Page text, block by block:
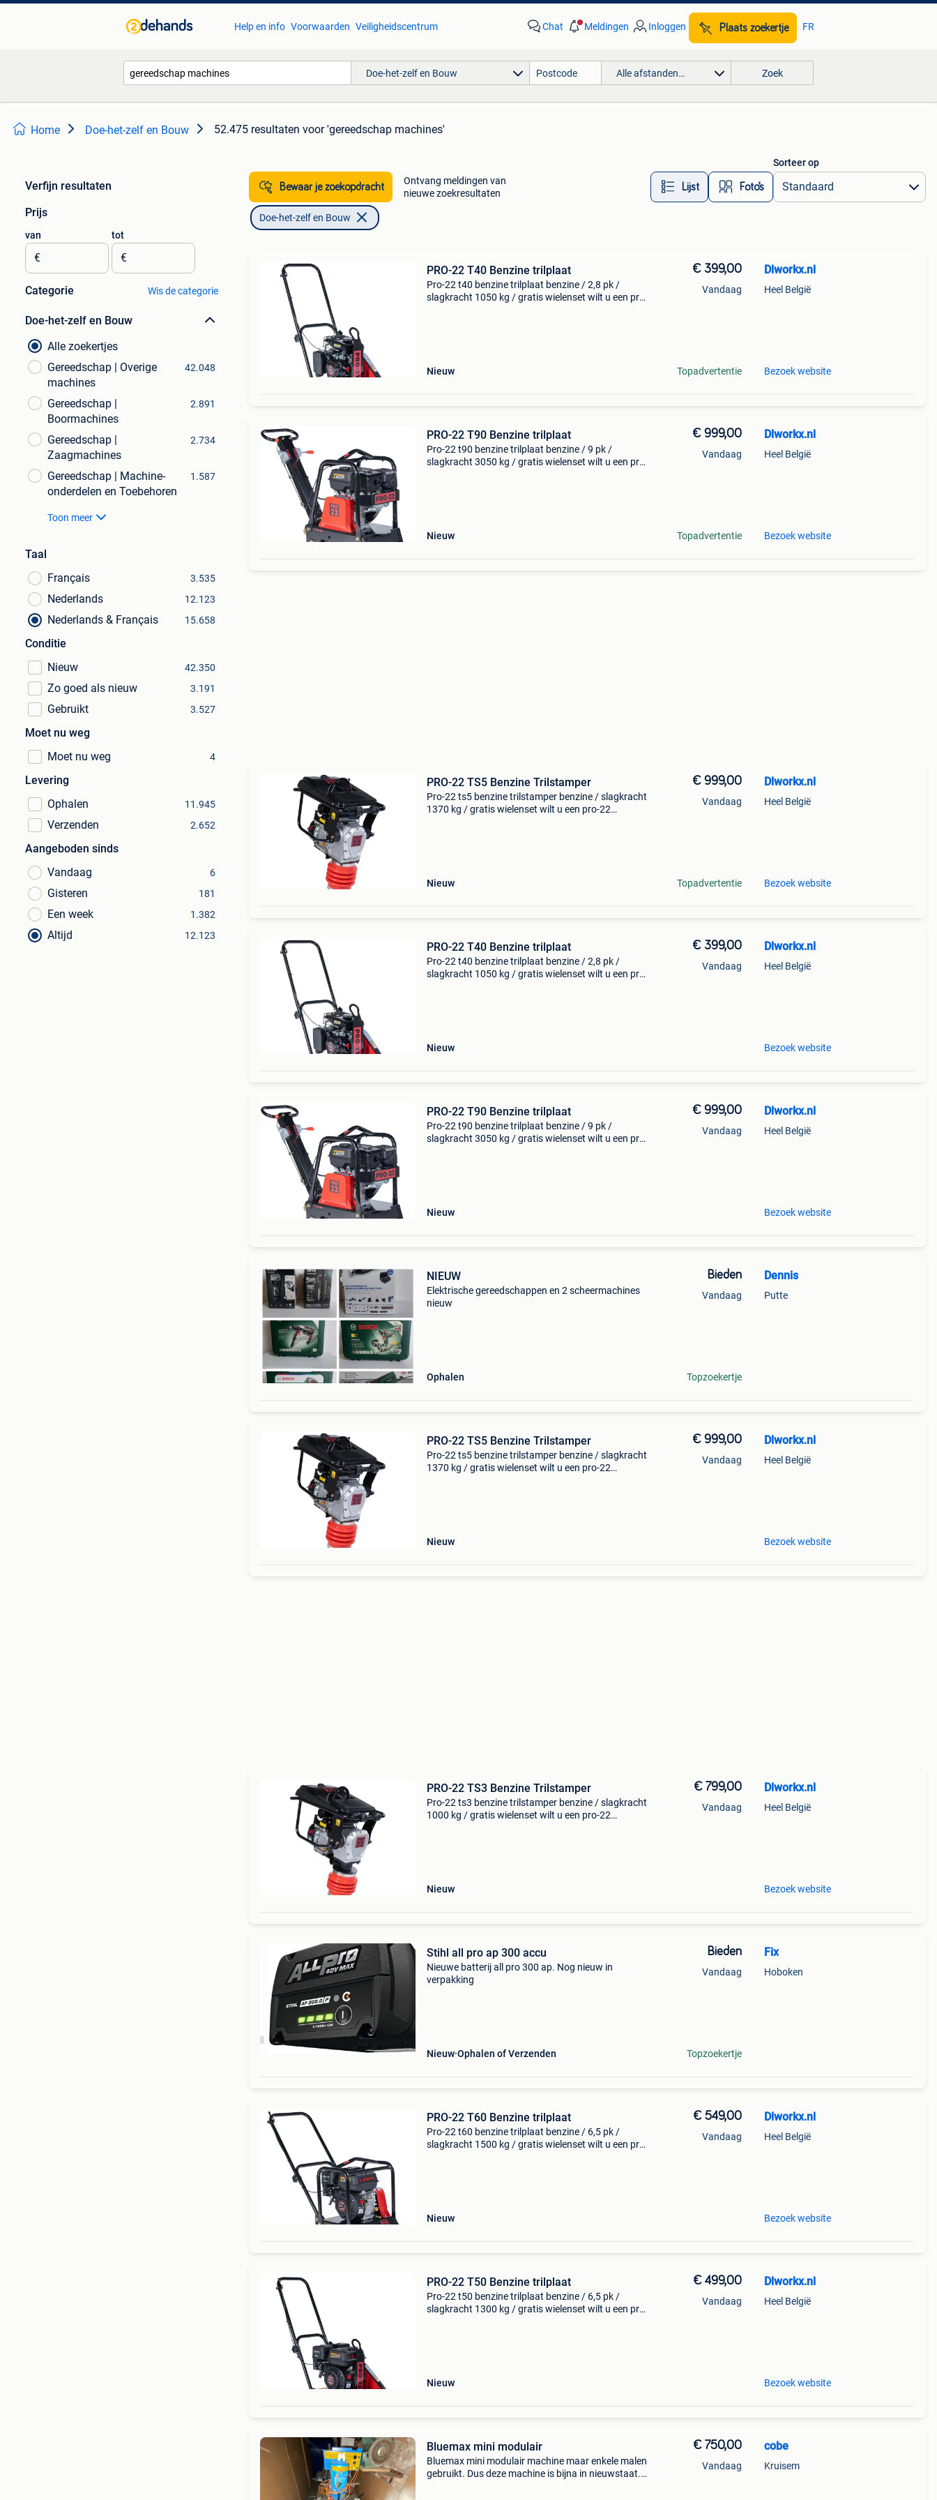
Help en info Voorwaarden Veiligheidscentrum Chat Meldingen Inloggen Plaats zoekertje FR
Doe-het-zelf en Bouw Alle afstanden… Zoek
Home Doe-het-zelf en Bouw 52.475 resultaten voor 'gereedschap machines'
Verfijn resultaten
Prijs
van
€
tot
€
Categorie Wis de categorie
Doe-het-zelf en Bouw
Alle zoekertjes
Gereedschap | Overige
machines
42.048
Gereedschap |
Boormachines
2.891
Gereedschap |
Zaagmachines
2.734
Gereedschap | Machine-
onderdelen en Toebehoren
1.587
Toon meer
Taal
Français
3.535
Nederlands 12.123
Nederlands & Français 15.658
Conditie
Nieuw
42.350
Zo goed als nieuw 3.191
Gebruikt 3.527
Moet nu weg
Moet nu weg
4
Levering
Ophalen
11.945
Verzenden 2.652
Aangeboden sinds
Vandaag
6
Gisteren 181
Een week 1.382
Altijd 12.123
Bewaar je zoekopdracht
Ontvang meldingen van
nieuwe zoekresultaten
Lijst Foto’s
Sorteer op
Doe-het-zelf en Bouw
PRO-22 T40 Benzine trilplaat
Pro-22 t40 benzine trilplaat benzine / 2,8 pk /
slagkracht 1050 kg / gratis wielenset wilt u een pro-
Nieuw
€ 399,00
Vandaag
Topadvertentie
Dlworkx.nl
Heel België
Bezoek website
PRO-22 T90 Benzine trilplaat
Pro-22 t90 benzine trilplaat benzine / 9 pk /
slagkracht 3050 kg / gratis wielenset wilt u een pro-
Nieuw
€ 999,00
Vandaag
Topadvertentie
Dlworkx.nl
Heel België
Bezoek website
PRO-22 TS5 Benzine Trilstamper
Pro-22 ts5 benzine trilstamper benzine / slagkracht
1370 kg / gratis wielenset wilt u een pro-22
Nieuw
€ 999,00
Vandaag
Topadvertentie
Dlworkx.nl
Heel België
Bezoek website
PRO-22 T40 Benzine trilplaat
Pro-22 t40 benzine trilplaat benzine / 2,8 pk /
slagkracht 1050 kg / gratis wielenset wilt u een pro-
Nieuw
€ 399,00
Vandaag
Dlworkx.nl
Heel België
Bezoek website
PRO-22 T90 Benzine trilplaat
Pro-22 t90 benzine trilplaat benzine / 9 pk /
slagkracht 3050 kg / gratis wielenset wilt u een pro-
Nieuw
€ 999,00
Vandaag
Dlworkx.nl
Heel België
Bezoek website
NIEUW
Elektrische gereedschappen en 2 scheermachines
nieuw
Ophalen
Bieden
Vandaag
Topzoekertje
Dennis
Putte
PRO-22 TS5 Benzine Trilstamper
Pro-22 ts5 benzine trilstamper benzine / slagkracht
1370 kg / gratis wielenset wilt u een pro-22
Nieuw
€ 999,00
Vandaag
Dlworkx.nl
Heel België
Bezoek website
PRO-22 TS3 Benzine Trilstamper
Pro-22 ts3 benzine trilstamper benzine / slagkracht
1000 kg / gratis wielenset wilt u een pro-22
Nieuw
€ 799,00
Vandaag
Dlworkx.nl
Heel België
Bezoek website
Stihl all pro ap 300 accu
Nieuwe batterij all pro 300 ap. Nog nieuw in
verpakking
Nieuw Ophalen of Verzenden
Bieden
Vandaag
Topzoekertje
Fix
Hoboken
PRO-22 T60 Benzine trilplaat
Pro-22 t60 benzine trilplaat benzine / 6,5 pk /
slagkracht 1500 kg / gratis wielenset wilt u een pro-
Nieuw
€ 549,00
Vandaag
Dlworkx.nl
Heel België
Bezoek website
PRO-22 T50 Benzine trilplaat
Pro-22 t50 benzine trilplaat benzine / 6,5 pk /
slagkracht 1300 kg / gratis wielenset wilt u een pro-
Nieuw
€ 499,00
Vandaag
Dlworkx.nl
Heel België
Bezoek website
Bluemax mini modulair
Bluemax mini modulair machine maar enkele malen
gebruikt. Dus deze machine is bijna in nieuwstaat.
€ 750,00
Vandaag
cobe
Kruisem